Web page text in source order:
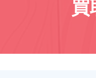
買